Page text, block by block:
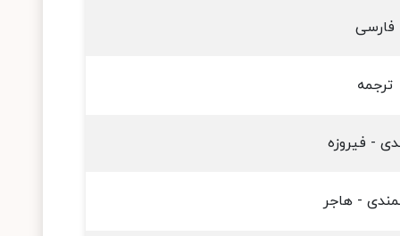
فارسی
ترجمه
- فیروزه
- هاجر